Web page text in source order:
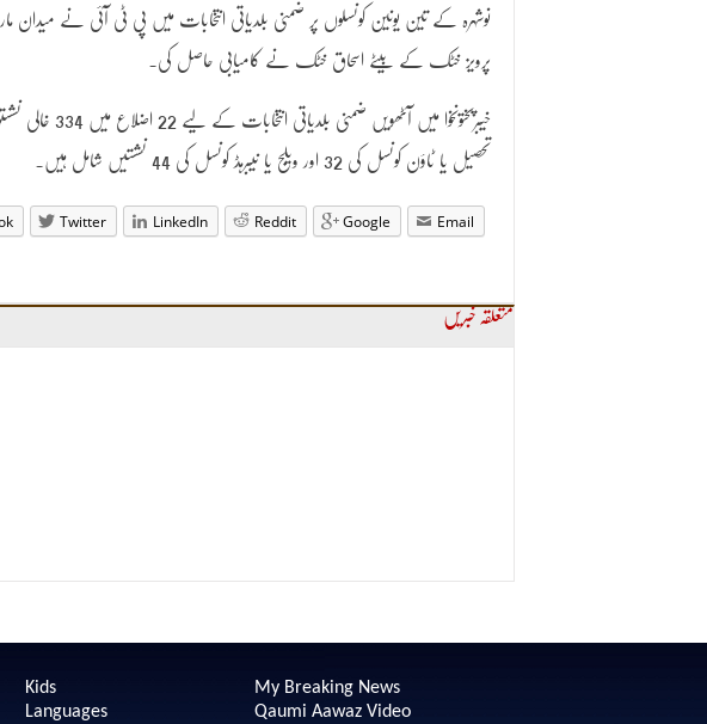
نوشہرہ کے تین یونین کونسلوں پر ضمنی بلدیاتی انتخابات میں پی ٹی آئی نے
پرویز خٹک کے بیٹے اسحاق خٹک نے کامیابی حاصل کی۔
تحصیل یا ٹاؤن کونسل کی 32 اور ویلج یا نیبرہڈ کونسل کی 44 نشستیں شامل ہیں۔
Twitter LinkedIn Reddit Google Email
متعلقہ خبریں
Kids
Languages
My Breaking News
Qaumi Aawaz Video